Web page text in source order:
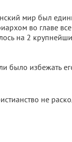
мир был
во главе
на 2
было избежать